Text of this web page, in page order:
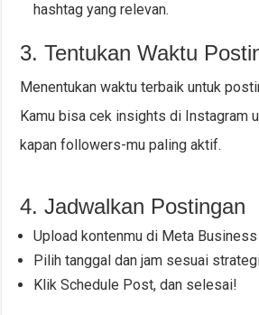
hashtag yang relevan.
3. Tentukan Waktu
Menentukan waktu terbaik untuk
Kamu bisa cek insights di Instagram
kapan followers-mu paling aktif.
4. Jadwalkan Postingan
Upload kontenmu di Meta Business
Pilih tanggal dan jam sesuai
Klik Schedule Post, dan selesai!